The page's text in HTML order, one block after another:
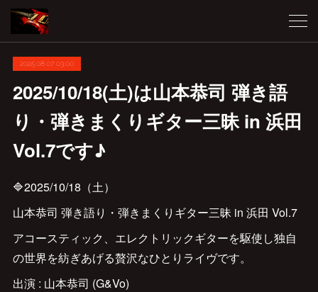
2025.08.07 03:00
2025/10/18(土)は山本恭司 弾き語
り・弾きまくりギター三昧 in 浜田
Vol.7です♪
🔷2025/10/18（土）
山本恭司 弾き語り・弾きまくりギター三昧 in 浜田 Vol.7
アコースティック、エレクトリックギターを駆使し独自
の世界を紡ぎあげる贅沢なひとりライヴです。
出演 : 山本恭司 (G&Vo)